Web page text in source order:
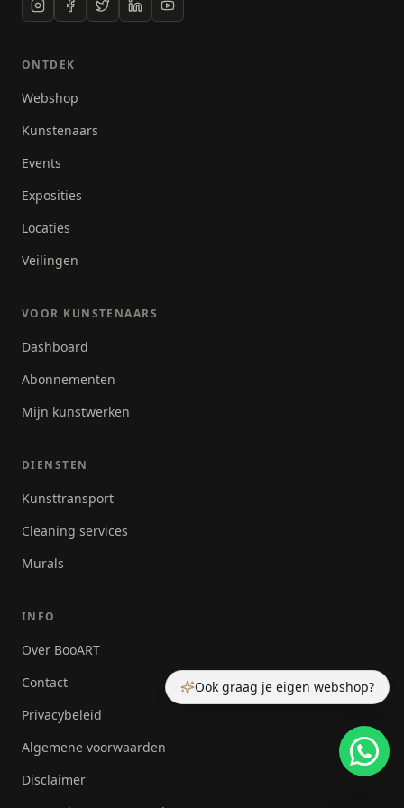
een interessant, origineel en spannend resultaat
Ook graag je eigen webshop?
ONTDEK
Webshop
Kunstenaars
Events
Exposities
Locaties
Veilingen
VOOR KUNSTENAARS
Dashboard
Abonnementen
Mijn kunstwerken
DIENSTEN
Kunsttransport
Cleaning services
Murals
INFO
Over BooART
Contact
Privacybeleid
Algemene voorwaarden
Disclaimer